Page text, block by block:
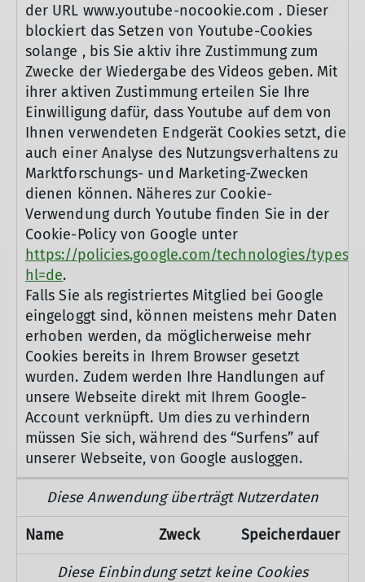
der URL www.youtube-nocookie.com . Dieser
blockiert das Setzen von Youtube-Cookies
solange , bis Sie aktiv ihre Zustimmung zum
Zwecke der Wiedergabe des Videos geben. Mit
ihrer aktiven Zustimmung erteilen Sie Ihre
Einwilligung dafür, dass Youtube auf dem von
Ihnen verwendeten Endgerät Cookies setzt, die
auch einer Analyse des Nutzungsverhaltens zu
Marktforschungs- und Marketing-Zwecken
dienen können. Näheres zur Cookie-
Verwendung durch Youtube finden Sie in der
Cookie-Policy von Google unter
https://policies.google.com/technologies/types?
hl=de.
Falls Sie als registriertes Mitglied bei Google
eingeloggt sind, können meistens mehr Daten
erhoben werden, da möglicherweise mehr
Cookies bereits in Ihrem Browser gesetzt
wurden. Zudem werden Ihre Handlungen auf
unsere Webseite direkt mit Ihrem Google-
Account verknüpft. Um dies zu verhindern
müssen Sie sich, während des “Surfens” auf
unserer Webseite, von Google ausloggen.
Diese Anwendung überträgt Nutzerdaten
Name Zweck Speicherdauer
Diese Einbindung setzt keine Cookies